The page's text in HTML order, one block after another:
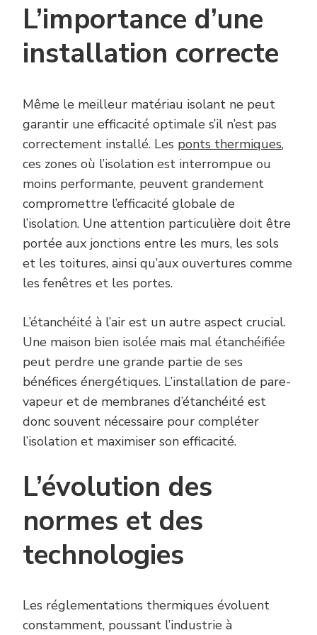
L’importance d’une
installation correcte
Même le meilleur matériau isolant ne peut
garantir une efficacité optimale s’il n’est pas
correctement installé. Les ponts thermiques,
ces zones où l’isolation est interrompue ou
moins performante, peuvent grandement
compromettre l’efficacité globale de
l’isolation. Une attention particulière doit être
portée aux jonctions entre les murs, les sols
et les toitures, ainsi qu’aux ouvertures comme
les fenêtres et les portes.
L’étanchéité à l’air est un autre aspect crucial.
Une maison bien isolée mais mal étanchéifiée
peut perdre une grande partie de ses
bénéfices énergétiques. L’installation de pare-
vapeur et de membranes d’étanchéité est
donc souvent nécessaire pour compléter
l’isolation et maximiser son efficacité.
L’évolution des
normes et des
technologies
Les réglementations thermiques évoluent
constamment, poussant l’industrie à